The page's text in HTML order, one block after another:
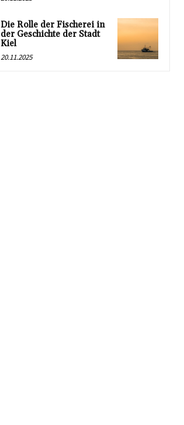
Die Rolle der Fischerei in
der Geschichte der Stadt
Kiel
20.11.2025